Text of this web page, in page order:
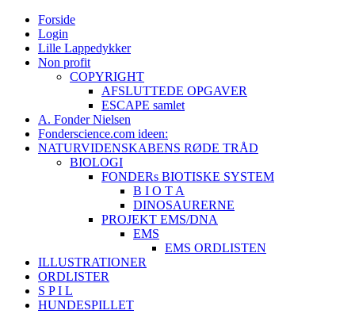
Forside
Login
Lille Lappedykker
Non profit
COPYRIGHT
AFSLUTTEDE OPGAVER
ESCAPE samlet
A. Fonder Nielsen
Fonderscience.com ideen:
NATURVIDENSKABENS RØDE TRÅD
BIOLOGI
FONDERs BIOTISKE SYSTEM
B I O T A
DINOSAURERNE
PROJEKT EMS/DNA
EMS
EMS ORDLISTEN
ILLUSTRATIONER
ORDLISTER
S P I L
HUNDESPILLET